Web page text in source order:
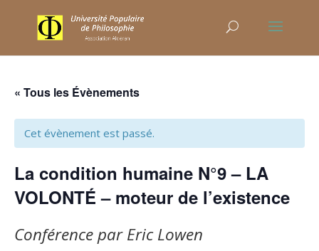
« Tous les Évènements
Cet évènement est passé.
La condition humaine N°9 – LA
VOLONTÉ – moteur de l’existence
Conférence par Eric Lowen